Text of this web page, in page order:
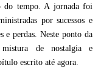
do tempo. A jornada foi
por sucessos e
e perdas. Neste ponto da
de nostalgia e
escrito até agora.